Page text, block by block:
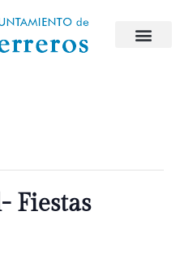
Fiestas